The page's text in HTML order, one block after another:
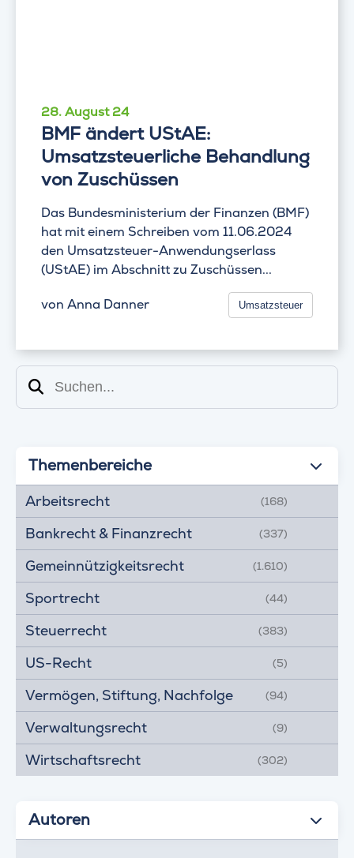
28. August 24
BMF ändert UStAE:
Umsatzsteuerliche Behandlung
von Zuschüssen
Das Bundesministerium der Finanzen (BMF)
hat mit einem Schreiben vom 11.06.2024
den Umsatzsteuer-Anwendungserlass
(UStAE) im Abschnitt zu Zuschüssen...
von Anna Danner Umsatzsteuer
Suchen
Themenbereiche
Arbeitsrecht (168)
Bankrecht & Finanzrecht (337)
Gemeinnützigkeitsrecht (1.610)
Sportrecht (44)
Steuerrecht (383)
US-Recht (5)
Vermögen, Stiftung, Nachfolge (94)
Verwaltungsrecht (9)
Wirtschaftsrecht (302)
Autoren